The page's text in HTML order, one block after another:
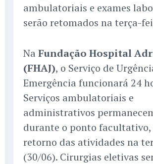
ambulatoriais e exames
serão retomados na terça-
Na Fundação Hospital
(FHAJ), o Serviço de
Emergência funcionará 24
Serviços ambulatoriais e
administrativos
durante o ponto facultativo,
retorno das atividades na
(30/06). Cirurgias eletivas